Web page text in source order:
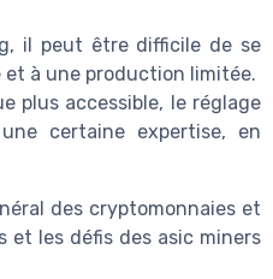
il peut être difficile de se
à une production limitée.
plus accessible, le réglage
certaine expertise, en
des cryptomonnaies et
et les défis des asic miners